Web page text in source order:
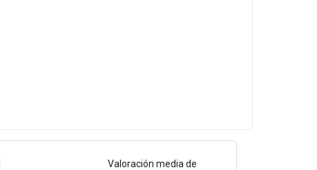
Valoración media de